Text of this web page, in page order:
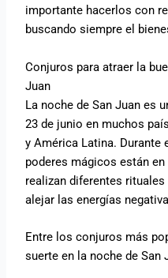
importante hacerlos con
buscando siempre el
Conjuros para atraer la
Juan
La noche de San Juan es
23 de junio en muchos
y América Latina. Durante
poderes mágicos están
realizan diferentes
alejar las energías
Entre los conjuros más
suerte en la noche de San